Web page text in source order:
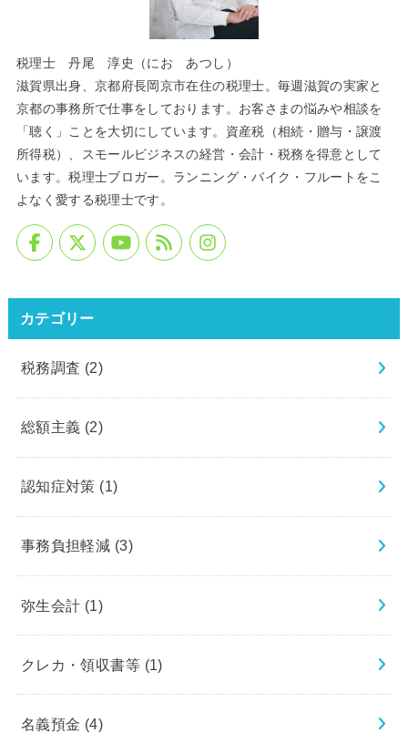
税理士 丹尾 淳史（にお あつし）
滋賀県出身、京都府長岡京市在住の税理士。毎週滋賀の実家と
京都の事務所で仕事をしております。お客さまの悩みや相談を
「聴く」ことを大切にしています。資産税（相続・贈与・譲渡
所得税）、スモールビジネスの経営・会計・税務を得意として
います。税理士ブロガー。ランニング・バイク・フルートをこ
よなく愛する税理士です。
カテゴリー
税務調査 (2)
総額主義 (2)
認知症対策 (1)
事務負担軽減 (3)
弥生会計 (1)
クレカ・領収書等 (1)
名義預金 (4)